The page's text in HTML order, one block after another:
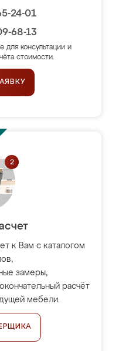
24-01
68-13
для консультации и
стоимости.
к Вам с каталогом
замеры,
расчёт
мебели.